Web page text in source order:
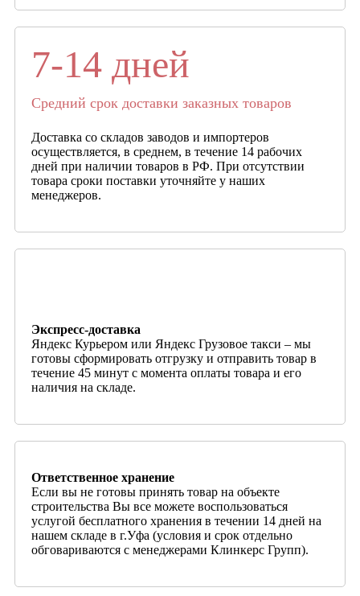
7-14 дней
Средний срок доставки заказных товаров
Доставка со складов заводов и импортеров
осуществляется, в среднем, в течение 14 рабочих
дней при наличии товаров в РФ. При отсутствии
товара сроки поставки уточняйте у наших
менеджеров.
Экспресс-доставка
Яндекс Курьером или Яндекс Грузовое такси – мы
готовы сформировать отгрузку и отправить товар в
течение 45 минут с момента оплаты товара и его
наличия на складе.
Ответственное хранение
Если вы не готовы принять товар на объекте
строительства Вы все можете воспользоваться
услугой бесплатного хранения в течении 14 дней на
нашем складе в г.Уфа (условия и срок отдельно
обговариваются с менеджерами Клинкерс Групп).